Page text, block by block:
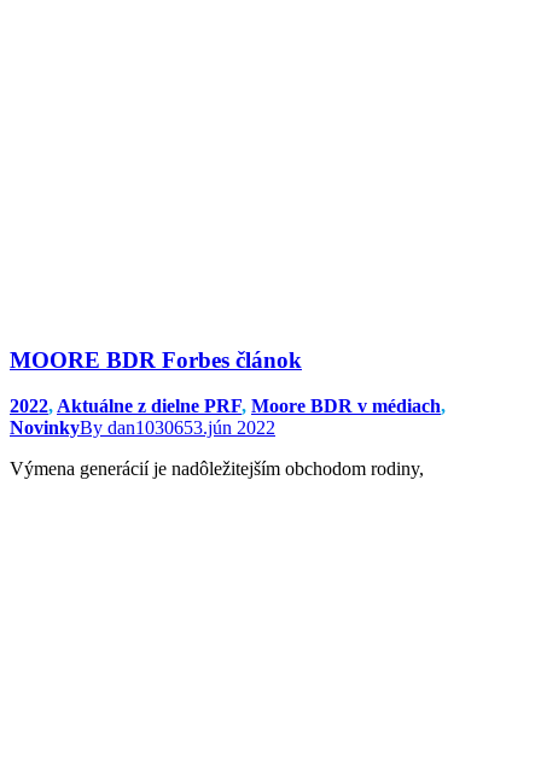
MOORE BDR Forbes článok
2022, Aktuálne z dielne PRF, Moore BDR v médiach,
NovinkyBy dan1030653.jún 2022
Výmena generácií je nadôležitejším obchodom rodiny,